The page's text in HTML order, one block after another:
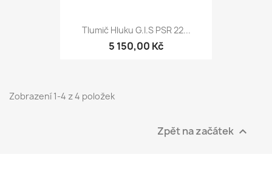
Tlumič Hluku G.I.S PSR 22...
5 150,00 Kč
Zobrazení 1-4 z 4 položek
Zpět na začátek 